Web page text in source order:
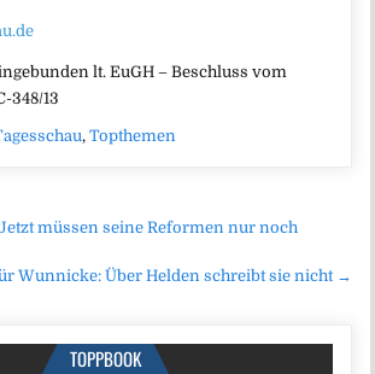
lt. EuGH – Beschluss vom
348/13
,Topthemen
müssen seine Reformen nur noch
Wunnicke: Über Helden schreibt sie nicht →
TOPPBOOK